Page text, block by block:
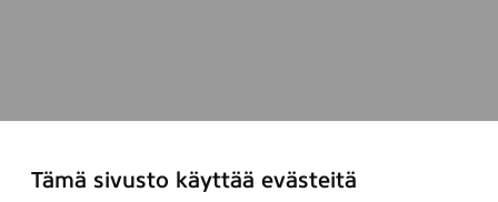
Tämä sivusto käyttää evästeitä